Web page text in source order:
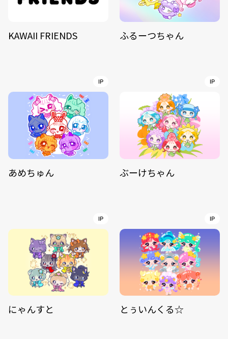
KAWAII FRIENDS ふるーつちゃん
IP
あめちゅん
IP
ぶーけちゃん
IP
にゃんすと
IP
とぅいんくる☆